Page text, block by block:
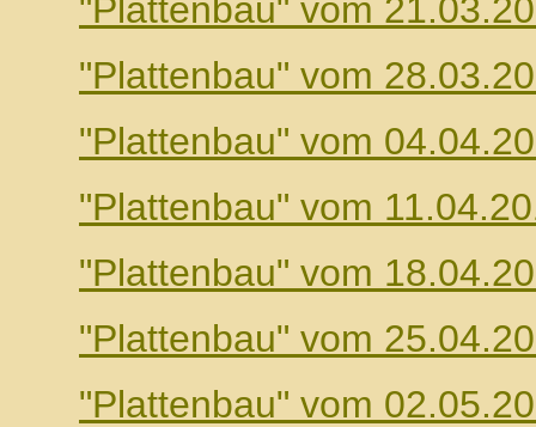
"Plattenbau" vom
"Plattenbau" vom
"Plattenbau" vom
"Plattenbau" vom
"Plattenbau" vom
"Plattenbau" vom
"Plattenbau" vom